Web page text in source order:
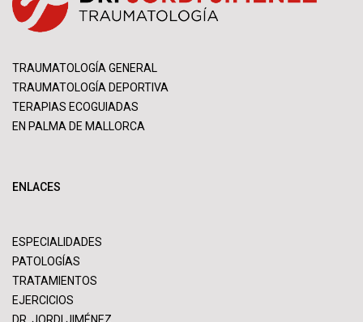
TRAUMATOLOGÍA GENERAL
TRAUMATOLOGÍA DEPORTIVA
TERAPIAS ECOGUIADAS
EN PALMA DE MALLORCA
ENLACES
ESPECIALIDADES
PATOLOGÍAS
TRATAMIENTOS
EJERCICIOS